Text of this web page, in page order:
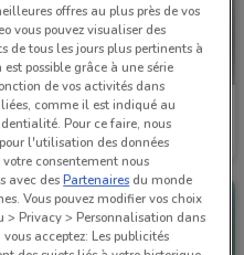
Prolians
Valable jusqu'au 31/08
offres au plus près de vos
vous pouvez visualiser des
de tous les jours plus pertinents à
possible grâce à une série
de vos activités dans
comme il est indiqué au
Pour ce faire, nous
l'utilisation des données
consentement nous
avec desPartenaires du monde
Vous pouvez modifier vos choix
Privacy > Personnalisation dans
acceptez: Les publicités